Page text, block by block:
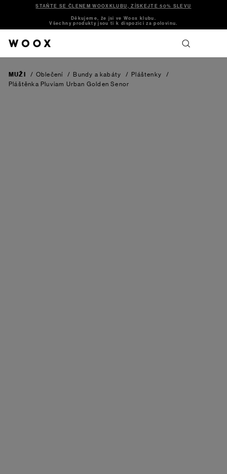
STAŇTE SE ČLENEM WOOXKLUBU, ZÍSKEJTE 50% SLEVU
Děkujeme, že jsi ve Woox klubu.
Všechny produkty jsou ti k dispozici za polovinu.
MUŽI / Oblečení / Bundy a kabáty / Pláštenky
/
Pláštěnka Pluviam Urban Golden Senor